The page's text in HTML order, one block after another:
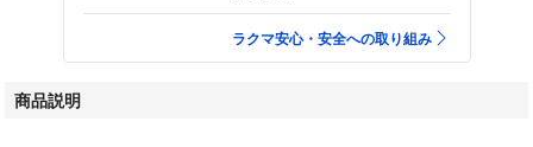
ラクマ安心・安全への取り組み
商品説明